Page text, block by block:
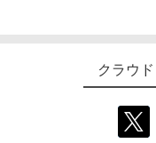
クラウ